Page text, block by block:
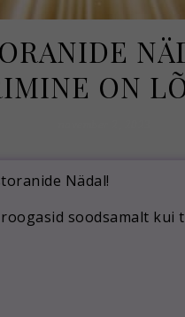
ON
Nädal!
soodsamalt kui